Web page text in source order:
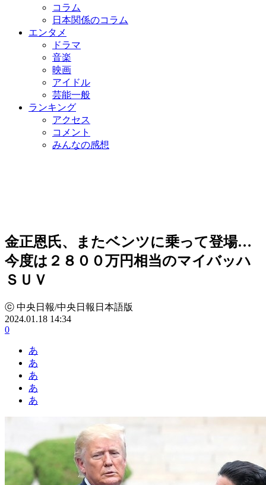
コラム
日本関係のコラム
エンタメ
ドラマ
音楽
映画
アイドル
芸能一般
ランキング
アクセス
コメント
みんなの感想
金正恩氏、またベンツに乗って登場…
今度は２８００万円相当のマイバッハ
ＳＵＶ
ⓒ 中央日報/中央日報日本語版
2024.01.18 14:34
0
あ
あ
あ
あ
あ